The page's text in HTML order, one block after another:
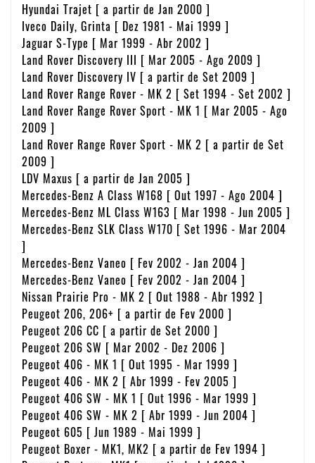
Hyundai Trajet [ a partir de Jan 2000 ]
Iveco Daily, Grinta [ Dez 1981 - Mai 1999 ]
Jaguar S-Type [ Mar 1999 - Abr 2002 ]
Land Rover Discovery III [ Mar 2005 - Ago 2009 ]
Land Rover Discovery IV [ a partir de Set 2009 ]
Land Rover Range Rover - MK 2 [ Set 1994 - Set 2002 ]
Land Rover Range Rover Sport - MK 1 [ Mar 2005 - Ago
2009 ]
Land Rover Range Rover Sport - MK 2 [ a partir de Set
2009 ]
LDV Maxus [ a partir de Jan 2005 ]
Mercedes-Benz A Class W168 [ Out 1997 - Ago 2004 ]
Mercedes-Benz ML Class W163 [ Mar 1998 - Jun 2005 ]
Mercedes-Benz SLK Class W170 [ Set 1996 - Mar 2004
]
Mercedes-Benz Vaneo [ Fev 2002 - Jan 2004 ]
Mercedes-Benz Vaneo [ Fev 2002 - Jan 2004 ]
Nissan Prairie Pro - MK 2 [ Out 1988 - Abr 1992 ]
Peugeot 206, 206+ [ a partir de Fev 2000 ]
Peugeot 206 CC [ a partir de Set 2000 ]
Peugeot 206 SW [ Mar 2002 - Dez 2006 ]
Peugeot 406 - MK 1 [ Out 1995 - Mar 1999 ]
Peugeot 406 - MK 2 [ Abr 1999 - Fev 2005 ]
Peugeot 406 SW - MK 1 [ Out 1996 - Mar 1999 ]
Peugeot 406 SW - MK 2 [ Abr 1999 - Jun 2004 ]
Peugeot 605 [ Jun 1989 - Mai 1999 ]
Peugeot Boxer - MK1, MK2 [ a partir de Fev 1994 ]